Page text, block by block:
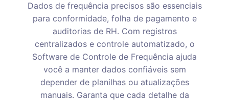
Dados de frequência precisos são essenciais
para conformidade, folha de pagamento e
auditorias de RH. Com registros
centralizados e controle automatizado, o
Software de Controle de Frequência ajuda
você a manter dados confiáveis sem
depender de planilhas ou atualizações
manuais. Garanta que cada detalhe da